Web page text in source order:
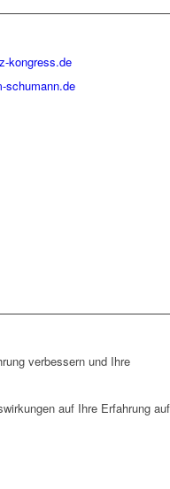
kongress.de
schumann.de
verbessern und Ihre
auf Ihre Erfahrung auf